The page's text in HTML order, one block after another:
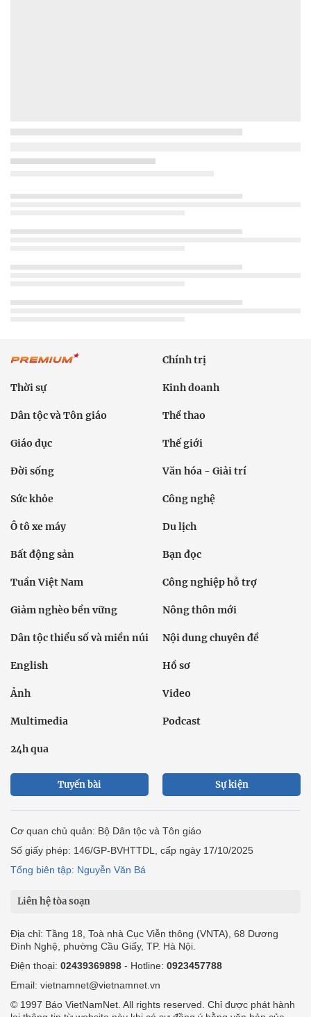
Chính trị
Thời sự Kinh doanh
Dân tộc và Tôn giáo Thể thao
Giáo dục Thế giới
Đời sống Văn hóa - Giải trí
Sức khỏe Công nghệ
Ô tô xe máy Du lịch
Bất động sản Bạn đọc
Tuần Việt Nam Công nghiệp hỗ trợ
Giảm nghèo bền vững Nông thôn mới
Dân tộc thiểu số và miền núi Nội dung chuyên đề
English Hồ sơ
Ảnh Video
Multimedia Podcast
24h qua
Tuyến bài Sự kiện
Cơ quan chủ quản: Bộ Dân tộc và Tôn giáo
Số giấy phép: 146/GP-BVHTTDL, cấp ngày 17/10/2025
Tổng biên tập: Nguyễn Văn Bá
Liên hệ tòa soạn
Địa chỉ: Tầng 18, Toà nhà Cục Viễn thông (VNTA), 68 Dương
Đình Nghệ, phường Cầu Giấy, TP. Hà Nội.
Điện thoại: 02439369898 - Hotline: 0923457788
Email: vietnamnet@vietnamnet.vn
© 1997 Báo VietNamNet. All rights reserved. Chỉ được phát hành